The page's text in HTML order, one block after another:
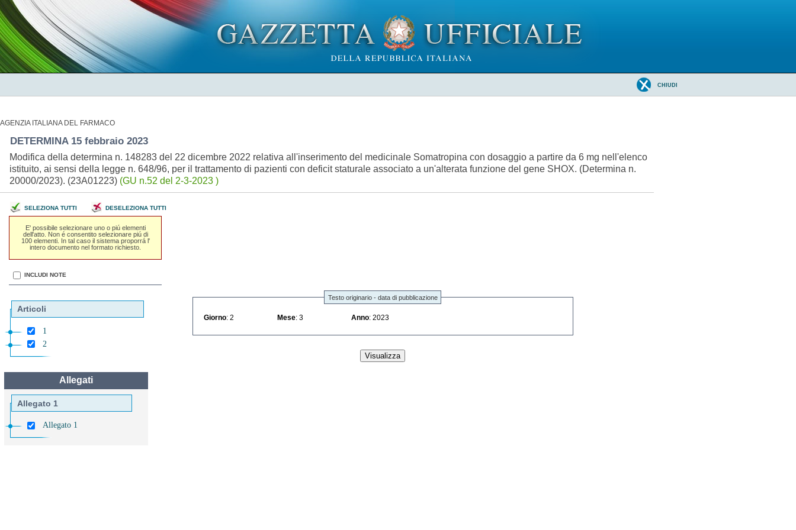
CHIUDI
AGENZIA ITALIANA DEL FARMACO
DETERMINA 15 febbraio 2023
Modifica della determina n. 148283 del 22 dicembre 2022 relativa all'inserimento del medicinale Somatropina con dosaggio a partire da 6 mg nell'elenco
istituito, ai sensi della legge n. 648/96, per il trattamento di pazienti con deficit staturale associato a un'alterata funzione del gene SHOX. (Determina n.
20000/2023). (23A01223) (GU n.52 del 2-3-2023 )
SELEZIONA TUTTI DESELEZIONA TUTTI
E' possibile selezionare uno o piú elementi
dell'atto. Non é consentito selezionare piú di
100 elementi. In tal caso il sistema proporrá l'
intero documento nel formato richiesto.
INCLUDI NOTE
Articoli
1
2
Allegati
Allegato 1
Allegato 1
Testo originario - data di pubblicazione
Giorno : 2 Mese : 3 Anno : 2023